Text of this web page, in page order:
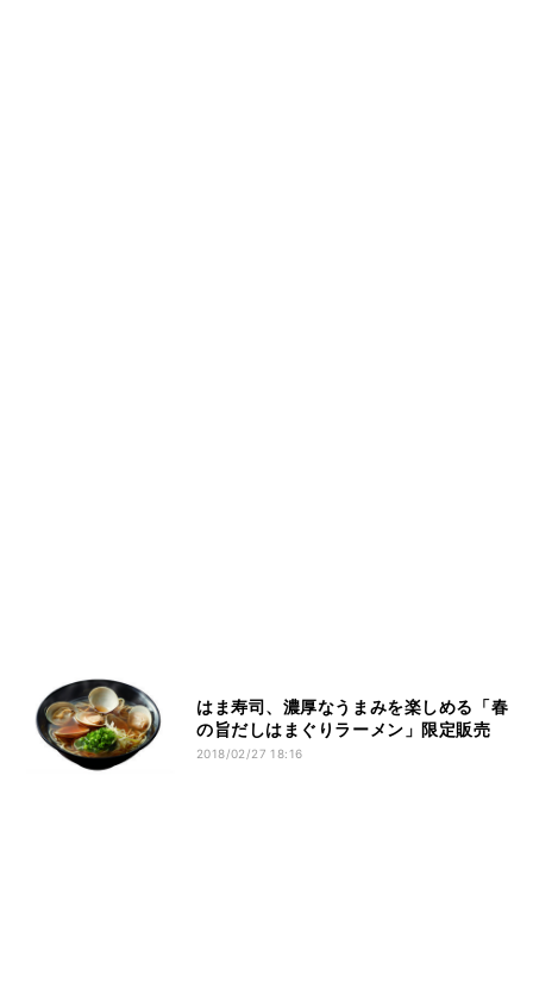
はま寿司、濃厚なうまみを楽しめる「春
の旨だしはまぐりラーメン」限定販売
2018/02/27 18:16